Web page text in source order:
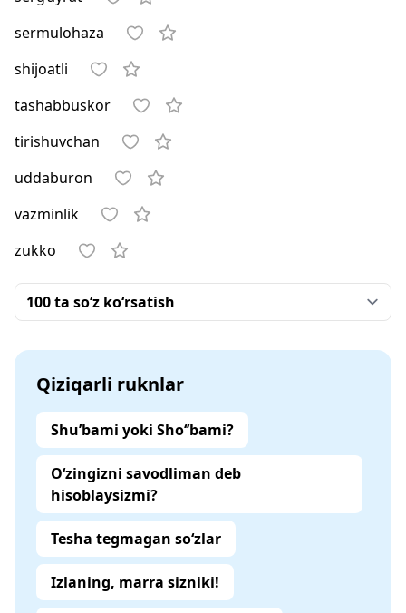
sermulohaza
shijoatli
tashabbuskor
tirishuvchan
uddaburon
vazminlik
zukko
Qiziqarli ruknlar
Shu’bami yoki Sho‘’bami?
O‘zingizni savodliman deb
hisoblaysizmi?
Tesha tegmagan so‘zlar
Izlaning, marra sizniki!